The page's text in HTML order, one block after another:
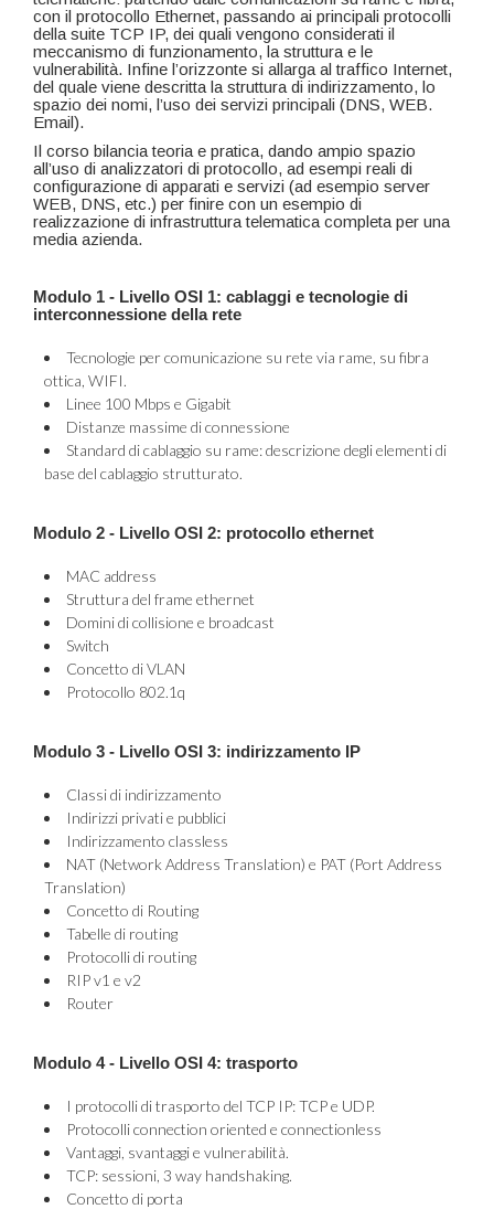
con il protocollo Ethernet, passando ai principali protocolli
della suite TCP IP, dei quali vengono considerati il
meccanismo di funzionamento, la struttura e le
vulnerabilità. Infine l’orizzonte si allarga al traffico Internet,
del quale viene descritta la struttura di indirizzamento, lo
spazio dei nomi, l’uso dei servizi principali (DNS, WEB.
Email).
Il corso bilancia teoria e pratica, dando ampio spazio
all’uso di analizzatori di protocollo, ad esempi reali di
configurazione di apparati e servizi (ad esempio server
WEB, DNS, etc.) per finire con un esempio di
realizzazione di infrastruttura telematica completa per una
media azienda.
Modulo 1 - Livello OSI 1: cablaggi e tecnologie di
interconnessione della rete
Tecnologie per comunicazione su rete via rame, su fibra
ottica, WIFI.
Linee 100 Mbps e Gigabit
Distanze massime di connessione
Standard di cablaggio su rame: descrizione degli elementi di
base del cablaggio strutturato.
Modulo 2 - Livello OSI 2: protocollo ethernet
MAC address
Struttura del frame ethernet
Domini di collisione e broadcast
Switch
Concetto di VLAN
Protocollo 802.1q
Modulo 3 - Livello OSI 3: indirizzamento IP
Classi di indirizzamento
Indirizzi privati e pubblici
Indirizzamento classless
NAT (Network Address Translation) e PAT (Port Address
Translation)
Concetto di Routing
Tabelle di routing
Protocolli di routing
RIP v1 e v2
Router
Modulo 4 - Livello OSI 4: trasporto
I protocolli di trasporto del TCP IP: TCP e UDP.
Protocolli connection oriented e connectionless
Vantaggi, svantaggi e vulnerabilità.
TCP: sessioni, 3 way handshaking.
Concetto di porta